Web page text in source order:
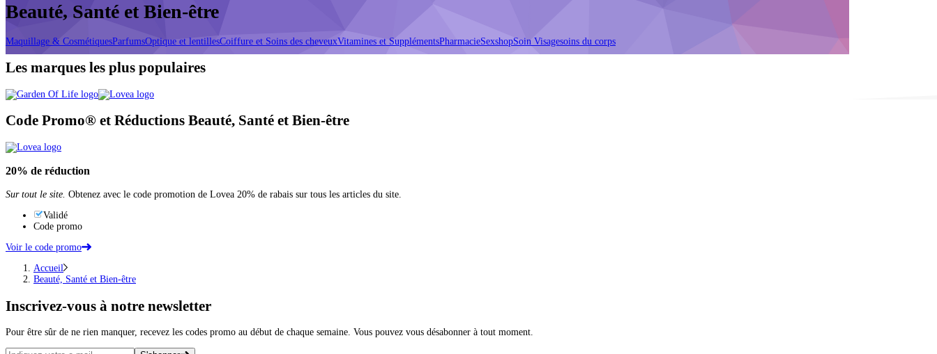
Beauté, Santé et Bien-être
Maquillage & CosmétiquesParfumsOptique et lentillesCoiffure et Soins des cheveuxVitamines et SupplémentsPharmacieSexshopSoin Visagesoins du corps
Les marques les plus populaires
Code Promo® et Réductions Beauté, Santé et Bien-être
20% de réduction
Sur tout le site. Obtenez avec le code promotion de Lovea 20% de rabais sur tous les articles du site.
Validé
Code promo
Voir le code promo
Accueil
Beauté, Santé et Bien-être
Inscrivez-vous à notre newsletter
Pour être sûr de ne rien manquer, recevez les codes promo au début de chaque semaine. Vous pouvez vous désabonner à tout moment.